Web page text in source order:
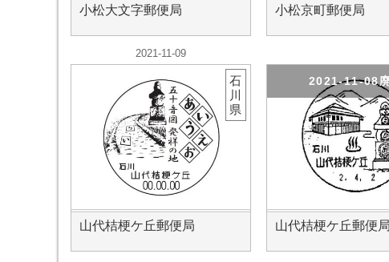
小松大文字郵便局 小松京町郵便局
2021-11-09
山代桔梗ケ丘郵便局
石
川
県
山代桔梗ケ丘郵便局
2021-11-08